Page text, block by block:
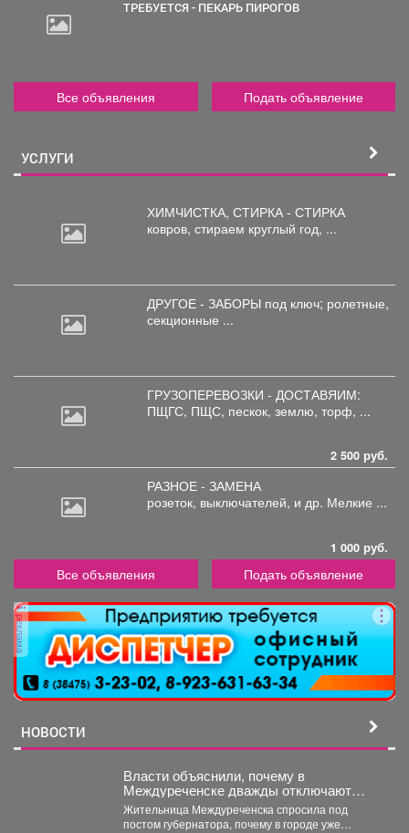
ТРЕБУЕТСЯ - ПЕКАРЬ ПИРОГОВ
Все объявления Подать объявление
УСЛУГИ
ХИМЧИСТКА, СТИРКА - СТИРКА
ковров, стираем круглый год, ...
ДРУГОЕ - ЗАБОРЫ под ключ; ролетные,
секционные ...
ГРУЗОПЕРЕВОЗКИ - ДОСТАВЯИМ:
ПЩГС, ПЩС, пескок, землю, торф, ...
2 500 руб.
РАЗНОЕ - ЗАМЕНА
розеток, выключателей, и др. Мелкие ...
1 000 руб.
Все объявления Подать объявление
реклама
НОВОСТИ
Власти объяснили, почему в
Междуреченске дважды отключают
горячую воду
Жительница Междуреченска спросила под
постом губернатора, почему в городе уже